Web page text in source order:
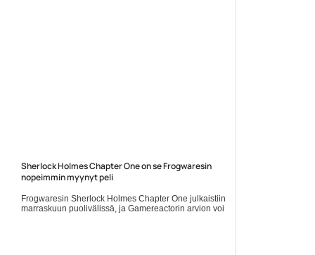
Sherlock Holmes Chapter One on se Frogwaresin
nopeimmin myynyt peli
Frogwaresin Sherlock Holmes Chapter One julkaistiin
marraskuun puolivälissä, ja Gamereactorin arvion voi